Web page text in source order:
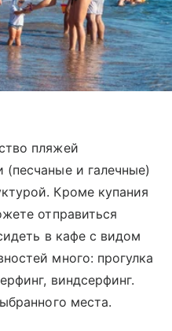
пляжей
и галечные)
Кроме купания
отправиться
в кафе с видом
много: прогулка
виндсерфинг.
места.